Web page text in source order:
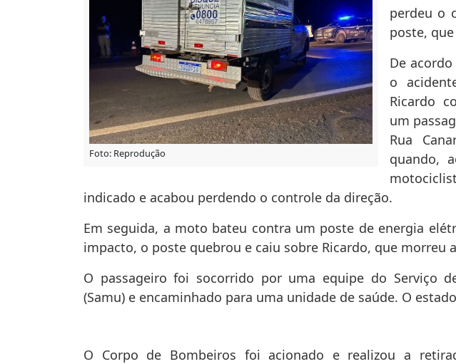
Foto: Reprodução
perdeu o
poste,
De
o
Ricardo
um
Rua
quando,
indicado e acabou perdendo o controle da direção.
Em seguida, a moto bateu contra um poste de energia
impacto, o poste quebrou e caiu sobre Ricardo, que morreu
O passageiro foi socorrido por uma equipe do Serviço
(Samu) e encaminhado para uma unidade de saúde. O
O Corpo de Bombeiros foi acionado e realizou a